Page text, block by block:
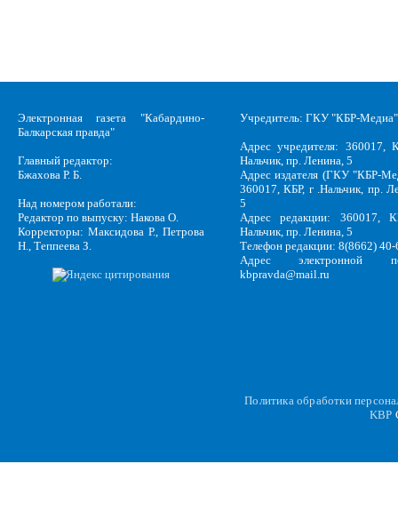
Электронная газета "Кабардино-
Балкарская правда"
Главный редактор:
Бжахова Р. Б.
Над номером работали:
Редактор по выпуску: Накова О.
Корректоры: Максидова Р., Петрова
Н., Теппеева З.
Учредитель: ГКУ "КБР-Медиа"
Адрес учредителя: 360017,
Нальчик, пр. Ленина, 5
Адрес издателя (ГКУ "КБР-
360017, КБР, г .Нальчик, пр.
5
Адрес редакции: 360017,
Нальчик, пр. Ленина, 5
Телефон редакции: 8(8662)
Адрес электронной
kbpravda@mail.ru
Политика обработки
KBP